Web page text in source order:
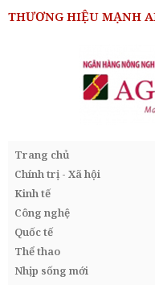
THƯƠNG HIỆU MẠNH
Trang chủ
Chính trị - Xã hội
Kinh tế
Công nghệ
Quốc tế
Thể thao
Nhịp sống mới